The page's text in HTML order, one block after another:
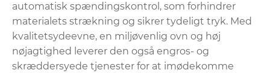
automatisk spændingskontrol, som forhindrer
materialets strækning og sikrer tydeligt tryk. Med
kvalitetsydeevne, en miljøvenlig ovn og høj
nøjagtighed leverer den også engros- og
skræddersyede tjenester for at imødekomme